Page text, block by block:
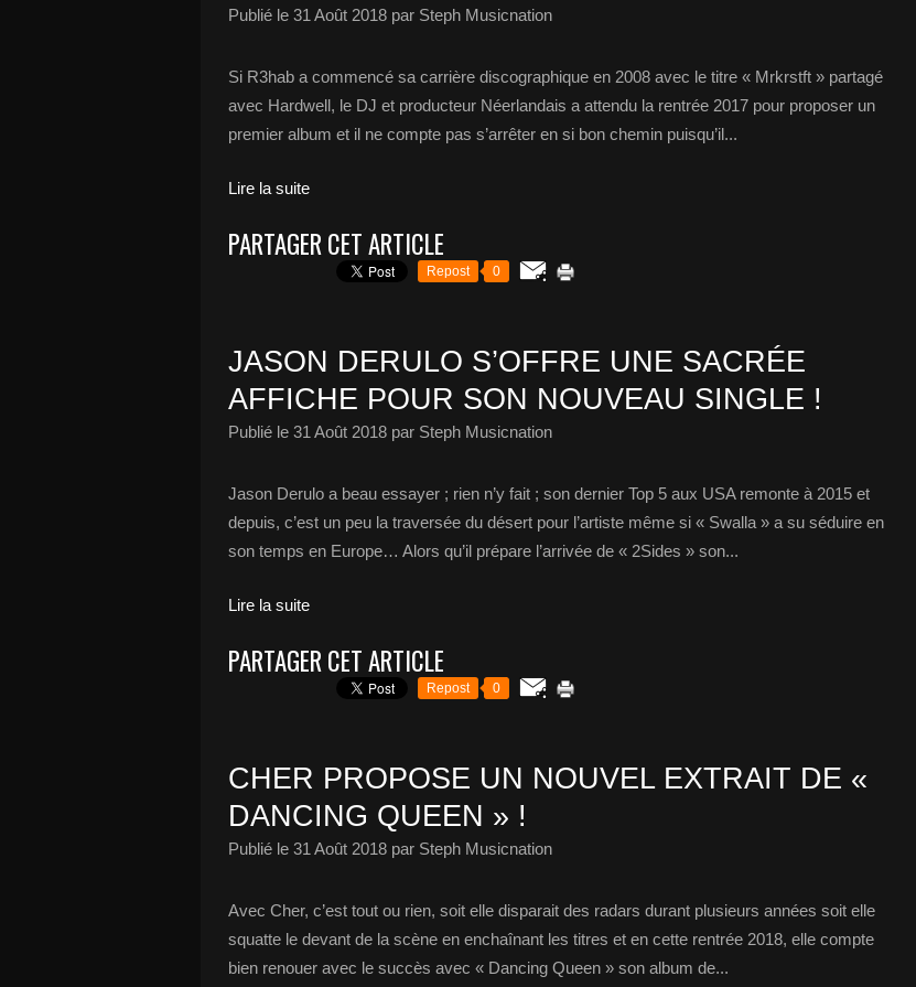
Publié le 31 Août 2018 par Steph Musicnation
Si R3hab a commencé sa carrière discographique en 2008 avec le titre « Mrkrstft » partagé
avec Hardwell, le DJ et producteur Néerlandais a attendu la rentrée 2017 pour proposer un
premier album et il ne compte pas s’arrêter en si bon chemin puisqu’il...
Lire la suite
PARTAGER CET ARTICLE
Repost 0
JASON DERULO S’OFFRE UNE SACRÉE
AFFICHE POUR SON NOUVEAU SINGLE !
Publié le 31 Août 2018 par Steph Musicnation
Jason Derulo a beau essayer ; rien n’y fait ; son dernier Top 5 aux USA remonte à 2015 et
depuis, c’est un peu la traversée du désert pour l’artiste même si « Swalla » a su séduire en
son temps en Europe… Alors qu’il prépare l’arrivée de « 2Sides » son...
Lire la suite
PARTAGER CET ARTICLE
Repost 0
CHER PROPOSE UN NOUVEL EXTRAIT DE «
DANCING QUEEN » !
Publié le 31 Août 2018 par Steph Musicnation
Avec Cher, c’est tout ou rien, soit elle disparait des radars durant plusieurs années soit elle
squatte le devant de la scène en enchaînant les titres et en cette rentrée 2018, elle compte
bien renouer avec le succès avec « Dancing Queen » son album de...